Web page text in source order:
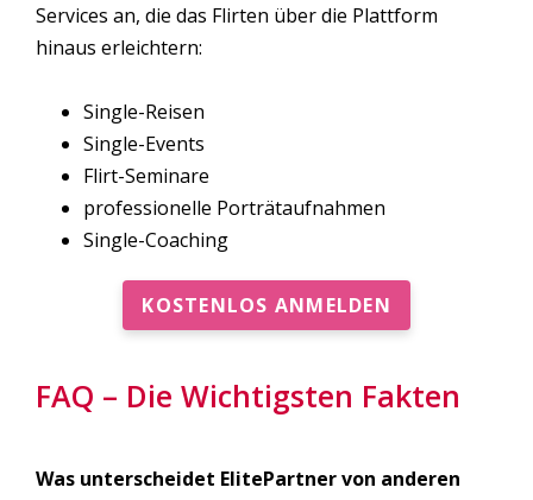
Services an, die das Flirten über die Plattform
hinaus erleichtern:
Single-Reisen
Single-Events
Flirt-Seminare
professionelle Porträtaufnahmen
Single-Coaching
KOSTENLOS ANMELDEN
FAQ – Die Wichtigsten Fakten
Was unterscheidet ElitePartner von anderen